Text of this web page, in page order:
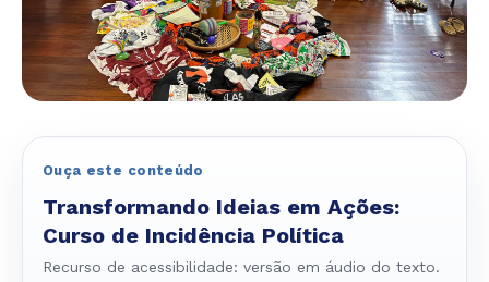
Ouça este conteúdo
Transformando Ideias em Ações:
Curso de Incidência Política
Recurso de acessibilidade: versão em áudio do texto.